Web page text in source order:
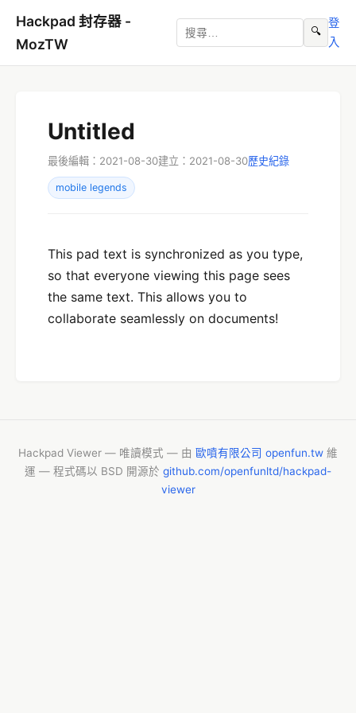
Hackpad 封存器 -
MozTW
🔍
登
入
Untitled
最後編輯：2021-08-30建立：2021-08-30歷史紀錄
mobile legends
This pad text is synchronized as you type,
so that everyone viewing this page sees
the same text. This allows you to
collaborate seamlessly on documents!
Hackpad Viewer — 唯讀模式 — 由 歐噴有限公司 openfun.tw 維
運 — 程式碼以 BSD 開源於 github.com/openfunltd/hackpad-
viewer